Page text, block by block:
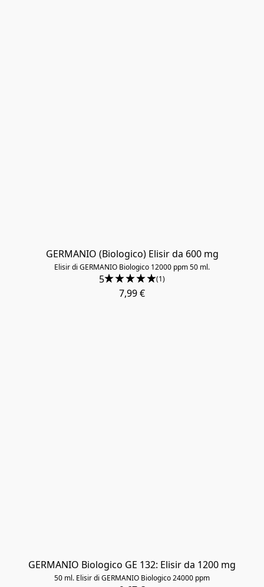
​GERMANIO (Biologico) Elisir da 600 mg
Elisir di GERMANIO Biologico 12000 ppm 50 ml.
5 (1)
7,99 €
GERMANIO Biologico GE 132: Elisir da 1200 mg
50 ml. Elisir di GERMANIO Biologico 24000 ppm